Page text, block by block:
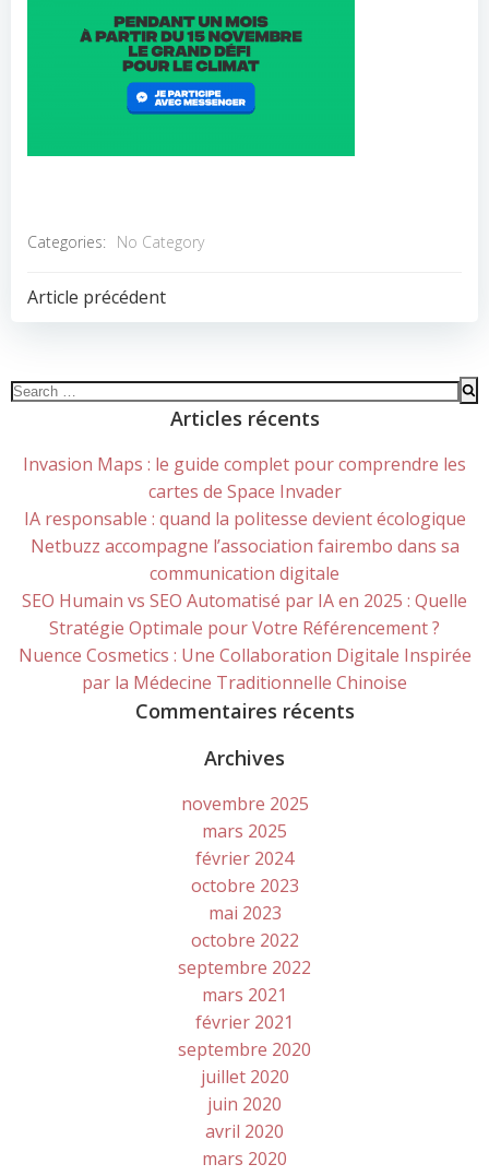
Categories: No Category
POST
Article précédent
Search
Articles récents
Invasion Maps : le guide complet pour comprendre les
cartes de Space Invader
IA responsable : quand la politesse devient écologique
Netbuzz accompagne l’association fairembo dans sa
communication digitale
SEO Humain vs SEO Automatisé par IA en 2025 : Quelle
Stratégie Optimale pour Votre Référencement ?
Nuence Cosmetics : Une Collaboration Digitale Inspirée
par la Médecine Traditionnelle Chinoise
Commentaires récents
Archives
novembre 2025
mars 2025
février 2024
octobre 2023
mai 2023
octobre 2022
septembre 2022
mars 2021
février 2021
septembre 2020
juillet 2020
juin 2020
avril 2020
mars 2020